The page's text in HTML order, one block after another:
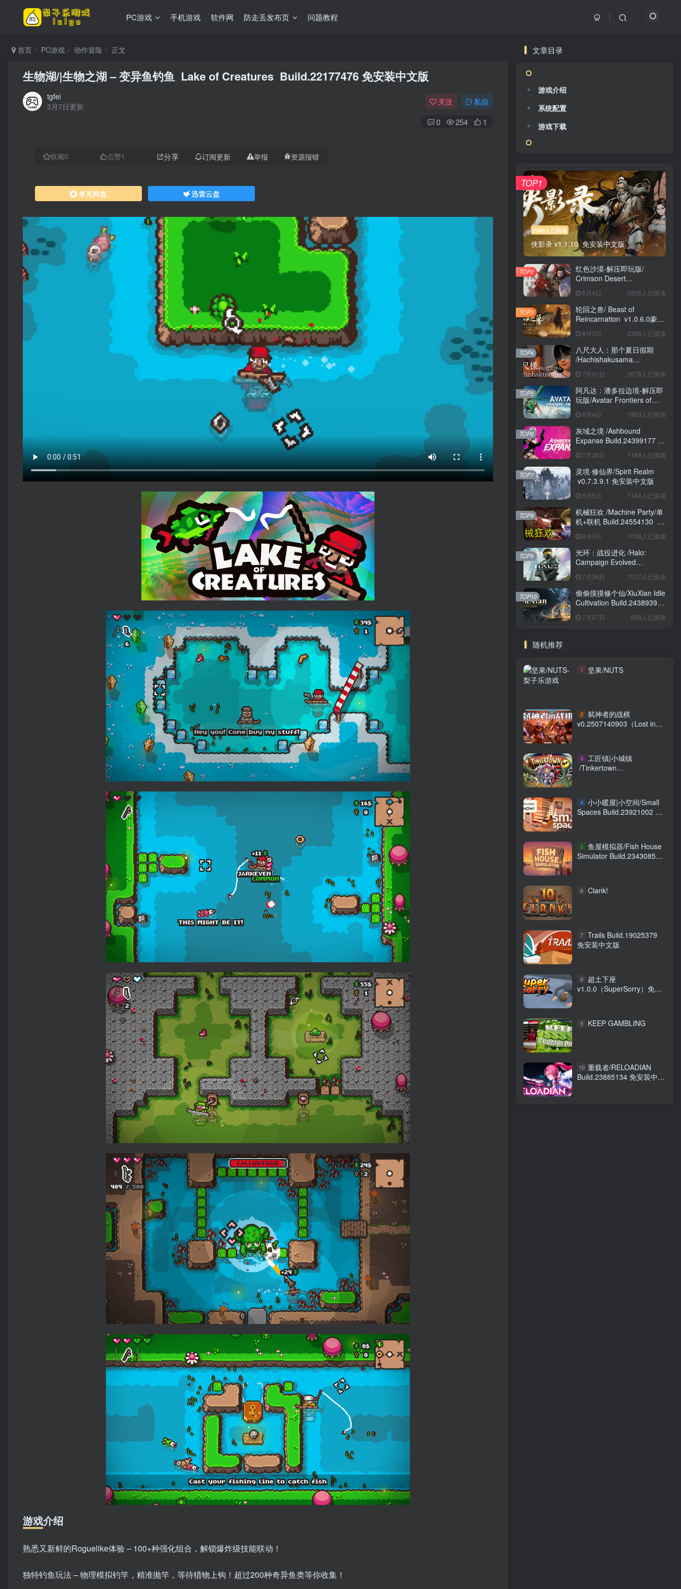
PC游戏 手机游戏 软件网 防走丢发布页 问题教程
首页 PC游戏 动作冒险 正文
生物湖/|生物之湖 – 变异鱼钓鱼 Lake of Creatures Build.22177476 免安装中文版
tgfei
3月7日更新
关注 私信
0 254 1
收藏0 点赞1 分享 订阅更新 举报 资源报错
夸克网盘 迅雷云盘
游戏介绍
熟悉又新鲜的Roguelike体验 – 100+种强化组合，解锁爆炸级技能联动！
独特钓鱼玩法 – 物理模拟钓竿，精准抛竿，等待猎物上钩！超过200种奇异鱼类等你收集！
文章目录
游戏介绍
系统配置
游戏下载
2900人已阅读
侠影录 v1.1.10 免安装中文版
TOP1
红色沙漠-解压即玩版/
Crimson Desert
安装中文版
8月4日 2805人已阅读
TOP2
轮回之兽/ Beast of
Reincarnation v1.0.6.0豪华
8月3日 2269人已阅读
TOP3
八尺大人：那个夏日假期
/Hachishakusama
版 7月31日 2078人已阅读
TOP4
阿凡达：潘多拉边境-解压即
玩版/Avatar Frontiers of
安装中文版
8月4日 1883人已阅读
TOP5
灰域之境 /Ashbound
Expanse Build.24399177 免
7月28日 1188人已阅读
TOP6
灵境·修仙界/Spirit Realm
v0.7.3.9.1 免安装中文版
8月5日 1104人已阅读
TOP7
机械狂欢 /Machine Party/单
机+联机 Build.24554130 免
8月3日 1038人已阅读
TOP8
光环：战役进化 /Halo:
Campaign Evolved
版 7月26日 1017人已阅读
TOP9
偷偷摸摸修个仙/XiuXian Idle
Cultivation Build.24389399
7月27日 968人已阅读
TOP10
随机推荐
1 坚果/NUTS
2 弑神者的战棋
v0.2507140903（Lost in
3
工匠镇|小城镇
/Tinkertown
4 小小暖屋|小空间/Small
Spaces Build.23921002 免
5 鱼屋模拟器/Fish House
Simulator Build.23430858
6 Clank!
7 Trails Build.19025379
免安装中文版
8
超土下座
v1.0.0（SuperSorry）免安
9 KEEP GAMBLING
10 重载者/RELOADIAN
Build.23885134 免安装中文